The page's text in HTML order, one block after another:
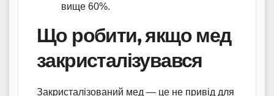
вище 60%.
Що робити, якщо мед
закристалізувався
Закристалізований мед — це не привід для